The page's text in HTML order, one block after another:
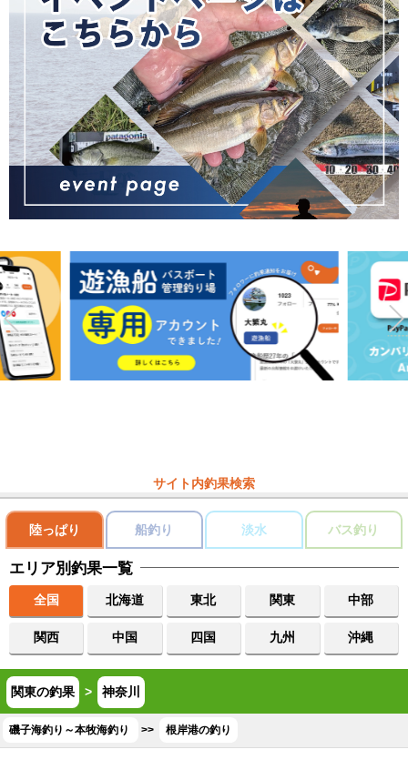
サイト内釣果検索
陸っぱり 船釣り 淡水 バス釣り
エリア別釣果一覧
全国 北海道 東北 関東 中部
関西 中国 四国 九州 沖縄
関東の釣果 > 神奈川
磯子海釣り～本牧海釣り >> 根岸港の釣り